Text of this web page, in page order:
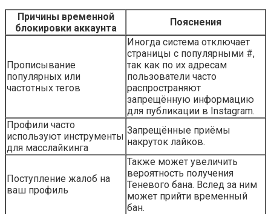
Причины временной
блокировки аккаунта
Пояснения
Прописывание
популярных или
частотных тегов
Иногда система отключает
страницы с популярными #,
так как по их адресам
пользователи часто
распространяют
запрещённую информацию
для публикации в Instagram.
Профили часто
используют инструменты
для масслайкинга
Запрещённые приёмы
накруток лайков.
Поступление жалоб на
ваш профиль
Также может увеличить
вероятность получения
Теневого бана. Вслед за ним
может прийти временный
бан.